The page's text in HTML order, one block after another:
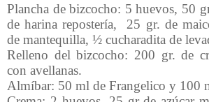
Plancha de bizcocho: 5 huevos, 50
de harina repostería, 25 gr. de
de mantequilla, ½ cucharadita de
Relleno del bizcocho: 200 gr. de
con avellanas.
Almíbar: 50 ml de Frangelico y 100